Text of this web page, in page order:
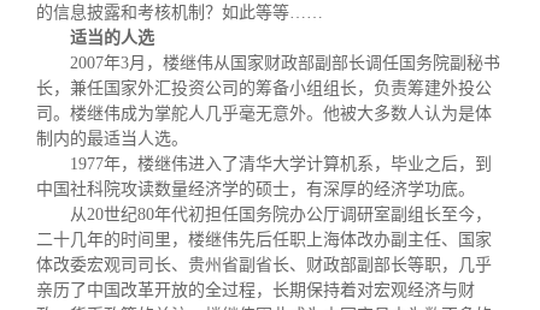
的信息披露和考核机制？如此等等……
适当的人选
2007年3月，楼继伟从国家财政部副部长调任国务院副秘书
长，兼任国家外汇投资公司的筹备小组组长，负责筹建外投公
司。楼继伟成为掌舵人几乎毫无意外。他被大多数人认为是体
制内的最适当人选。
1977年，楼继伟进入了清华大学计算机系，毕业之后，到
中国社科院攻读数量经济学的硕士，有深厚的经济学功底。
从20世纪80年代初担任国务院办公厅调研室副组长至今，
二十几年的时间里，楼继伟先后任职上海体改办副主任、国家
体改委宏观司司长、贵州省副省长、财政部副部长等职，几乎
亲历了中国改革开放的全过程，长期保持着对宏观经济与财